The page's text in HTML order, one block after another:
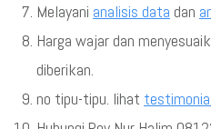
Melayani analisis data dan
Harga wajar dan
diberikan.
no tipu-tipu. lihat